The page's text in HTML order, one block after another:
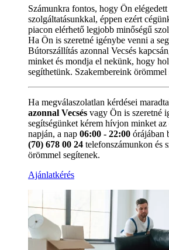
Számunkra fontos, hogy Ön
szolgáltatásunkkal, éppen ezért
piacon elérhető legjobb minőségű
Ha Ön is szeretné igénybe venni a
Bútorszállítás azonnal Vecsés
minket és mondja el nekünk, hogy
segíthetünk. Szakembereink örömmel
Ha megválaszolatlan kérdései
azonnal Vecsés vagy Ön is szeretné
segítségünket kérem hívjon minket
napján, a nap 06:00 - 22:00 órájában
(70) 678 00 24 telefonszámunkon és
örömmel segítenek.
Ajánlatkérés